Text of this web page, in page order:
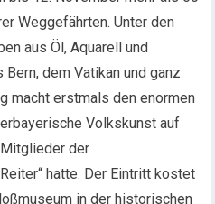
Weggefährten. Unter den
aus Öl, Aquarell und
dem Vatikan und ganz
macht erstmals den enormen
Volkskunst auf
der
hatte. Der Eintritt kostet
in der historischen